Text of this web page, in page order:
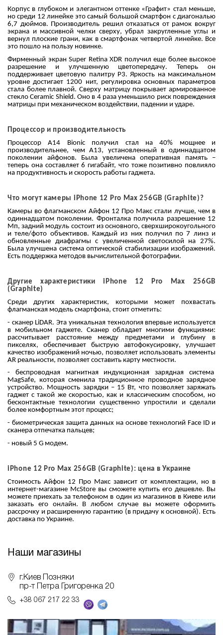
Корпус в глубоком и элегантном оттенке «Графит» стал меньше,
но среди 12 линейке это самый большой смартфон с диагональю
6,7 дюймов. Производитель решил отказаться от рамок вокруг
экрана и массивной челки сверху, убрал закругленные углы и
вернул плоские грани, как в смартфонах четвертой линейке. Все
это пошло на пользу новинке.
Фирменный экран Super Retina XDR получил еще более высокое
разрешение и улучшенную цветопередачу. Теперь он
поддерживает цветовую палитру Р3. Яркость на максимальном
уровне достигает 1200 нит, регулировка основных параметров
стала более плавной. Сверху матрицу покрывает армированное
стекло Ceramic Shield. Оно в 4 раза уменьшило риск повреждения
матрицы при механическом воздействии, падении и ударе.
Процессор и производительность
Процессор A14 Bionic получил стал на 40% мощнее и
производительнее, чем А13, установленный в одиннадцатом
поколении айфонов. Была увеличена оперативная память –
теперь она составляет 6 гигабайт, что тоже позитивно повлияло
на продуктивность и скорость работы гаджета.
Что могут камеры iPhone 12 Pro Max 256GB (Graphite)?
Камеры во флагманском Айфон 12 Про Макс стали лучше, чем в
одиннадцатом поколении. Фронталка получила разрешение 12
Мп, задний модуль состоит из основного, сверхширокоугольного
и теле/фото объективов. Каждый из них получил по 7 линз и
обновленные диафрагмы с увеличенной светосилой на 27%.
Была улучшена система оптической стабилизации изображений.
Есть поддержка методов вычислительной фотографии.
Другие характеристики iPhone 12 Pro Max 256GB
(Graphite)
Среди других характеристик, которыми может похвастать
флагманская модель смартфона, стоит отметить:
- сканер LiDAR. Эта уникальная технология впервые используется
в мобильном гаджете. Сканер обладает многими функциями:
рассчитывает расстояние между предметами и глубину в
пикселях, обеспечивает быструю автофокусировку, улучшает
качество изображений ночью, позволяет использовать элементы
AR реальности, позволяет составить карту местности.
- беспроводная магнитная индукционная зарядная система
MagSafe, которая сменила традиционное проводное зарядное
устройство. Мощность зарядки – 15 Вт, что позволяет заряжать
гаджет с такой же скоростью, как и классическим способом, но
бесконтактные технологии существенно упростили и сделали
более комфортным этот процесс;
- биометрическая защита данных на основе технологий Face ID и
сканера отпечатка пальцев;
- новый 5 G модем.
iPhone 12 Pro Max 256GB (Graphite): цена в Украине
Стоимость Айфон 12 Про Макс зависит от комплектации, но в
интернет-магазине McStore вы сможете купить его дешевле. Вы
можете приехать за телефоном в один из магазинов в Киеве или
заказать его онлайн. В любом случае вы можете оформить
рассрочку и расширенную гарантию (в придачу к основной). Есть
доставка по Украине.
Наши магазины
г.Киев Позняки
пр-т Петра Григоренка 20
+38 067 217 22 33